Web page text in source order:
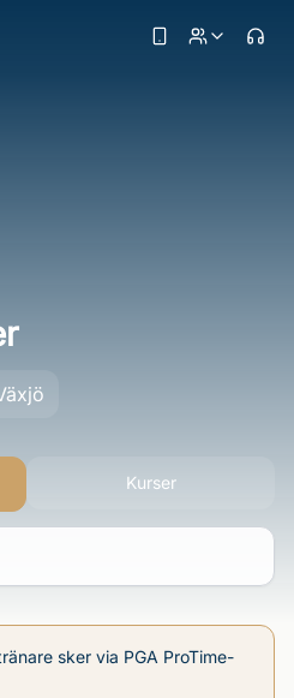
Kurser
sker via PGA ProTime-